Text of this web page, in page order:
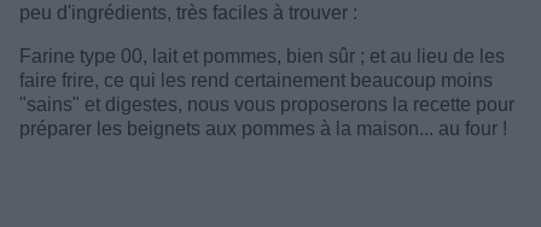
peu d'ingrédients, très faciles à trouver :
Farine type 00, lait et pommes, bien sûr ; et au lieu de les
faire frire, ce qui les rend certainement beaucoup moins
"sains" et digestes, nous vous proposerons la recette pour
préparer les beignets aux pommes à la maison... au four !